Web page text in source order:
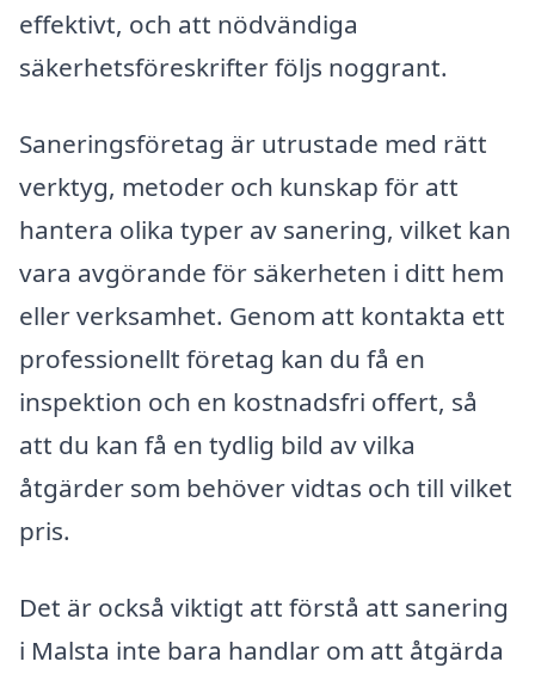
effektivt, och att nödvändiga
säkerhetsföreskrifter följs noggrant.
Saneringsföretag är utrustade med rätt
verktyg, metoder och kunskap för att
hantera olika typer av sanering, vilket kan
vara avgörande för säkerheten i ditt hem
eller verksamhet. Genom att kontakta ett
professionellt företag kan du få en
inspektion och en kostnadsfri offert, så
att du kan få en tydlig bild av vilka
åtgärder som behöver vidtas och till vilket
pris.
Det är också viktigt att förstå att sanering
i Malsta inte bara handlar om att åtgärda